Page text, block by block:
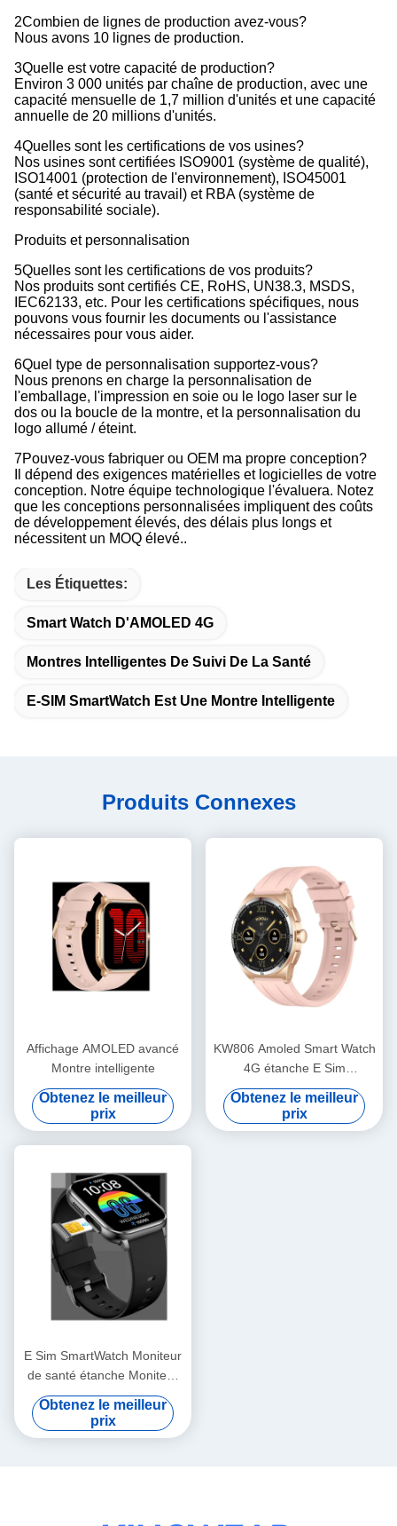
2Combien de lignes de production avez-vous?
Nous avons 10 lignes de production.
3Quelle est votre capacité de production?
Environ 3 000 unités par chaîne de production, avec une
capacité mensuelle de 1,7 million d'unités et une capacité
annuelle de 20 millions d'unités.
4Quelles sont les certifications de vos usines?
Nos usines sont certifiées ISO9001 (système de qualité),
ISO14001 (protection de l'environnement), ISO45001
(santé et sécurité au travail) et RBA (système de
responsabilité sociale).
Produits et personnalisation
5Quelles sont les certifications de vos produits?
Nos produits sont certifiés CE, RoHS, UN38.3, MSDS,
IEC62133, etc. Pour les certifications spécifiques, nous
pouvons vous fournir les documents ou l'assistance
nécessaires pour vous aider.
6Quel type de personnalisation supportez-vous?
Nous prenons en charge la personnalisation de
l'emballage, l'impression en soie ou le logo laser sur le
dos ou la boucle de la montre, et la personnalisation du
logo allumé / éteint.
7Pouvez-vous fabriquer ou OEM ma propre conception?
Il dépend des exigences matérielles et logicielles de votre
conception. Notre équipe technologique l'évaluera. Notez
que les conceptions personnalisées impliquent des coûts
de développement élevés, des délais plus longs et
nécessitent un MOQ élevé..
Les Étiquettes:
Smart Watch D'AMOLED 4G
Montres Intelligentes De Suivi De La Santé
E-SIM SmartWatch Est Une Montre Intelligente
Produits Connexes
Affichage AMOLED avancé
Montre intelligente
Obtenez le meilleur
prix
KW806 Amoled Smart Watch
4G étanche E Sim
SmartWatch pour la
surveillance de la santé
Obtenez le meilleur
prix
E Sim SmartWatch Moniteur
de santé étanche Moniteur
intelligent avec cellulaire et
GPS
Obtenez le meilleur
prix